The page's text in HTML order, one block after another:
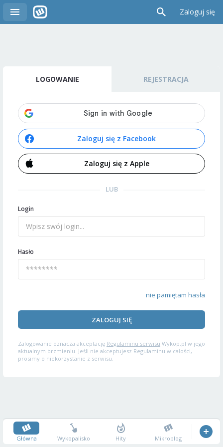
Zaloguj się
LOGOWANIE REJESTRACJA
Zaloguj się z Facebook
Zaloguj się z Apple
LUB
Login
Hasło
nie pamiętam hasła
ZALOGUJ SIĘ
Zalogowanie oznacza akceptację Regulaminu serwisu Wykop.pl w jego
aktualnym brzmieniu. Jeśli nie akceptujesz Regulaminu w całości,
prosimy o niekorzystanie z serwisu.
Główna Wykopalisko Hity Mikroblog